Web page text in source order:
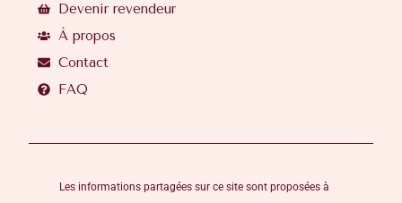
Devenir revendeur
À propos
Contact
FAQ
Les informations partagées sur ce site sont proposées à